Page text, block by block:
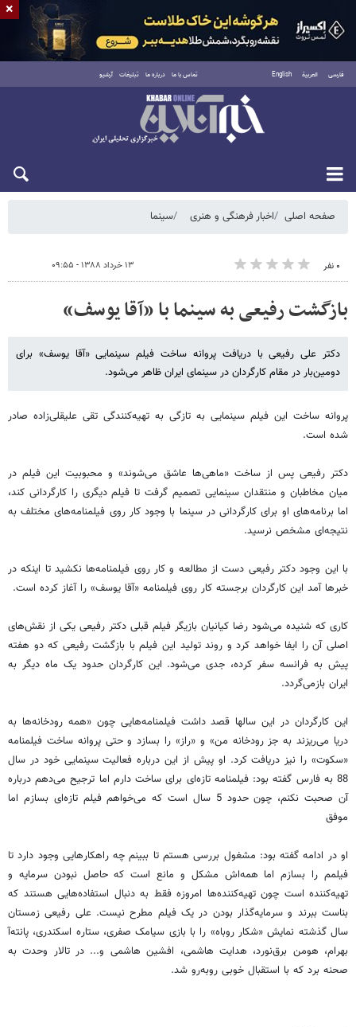
فارسی العربية English تماس با ما درباره ما تبلیغات آرشیو
جمعه ۱۶ مرداد ۱۴۰۵
صفحه اصلی اخبار فرهنگی و هنری سینما
۰ نفر ۱۳ خرداد ۱۳۸۸ - ۰۹:۵۵
بازگشت رفیعی به سینما با «آقا یوسف»
دکتر علی رفیعی با دریافت پروانه ساخت فیلم سینمایی‌ «آقا یوسف» برای
دومین‌بار د‌ر مقام کارگردان در سینمای ایران ظاهر می‌شود.
پروانه ساخت این فیلم سینمایی به تازگی به تهیه‌کنندگی تقی علیقلی‌زاده صادر
شده است.
دکتر رفیعی پس از ساخت «ماهی‌ها عاشق می‌شوند» و محبوبیت این فیلم در
میان مخاطبان و منتقدان سینمایی تصمیم گرفت تا فیلم دیگری را کارگردانی کند‌،
اما برنامه‌های او برای کارگردانی در سینما با وجود کار روی فیلمنامه‌های مختلف به
نتیجه‌ای مشخص نرسید.
با این وجود دکتر رفیعی دست از مطالعه و کار روی فیلمنامه‌ها نکشید تا اینکه در
خبرها آمد این کارگردان برجسته کار روی فیلمنامه «آقا یوسف» را آغاز کرده است.
کاری که شنیده می‌شود رضا کیانیان بازیگر فیلم قبلی دکتر رفیعی یکی از نقش‌های
اصلی آن را ایفا خواهد کرد و روند تولید این فیلم با بازگشت رفیعی که دو هفته
پیش به فرانسه سفر کرده، جدی می‌شود. این کارگردان حدود یک ماه دیگر به
ایران بازمی‌گردد.
این کارگردان در این سالها قصد داشت فیلمنامه‌هایی چون «همه رودخانه‌ها به
دریا می‌ریزند به جز رودخانه من» و «راز» را بسازد و حتی پروانه ساخت فیلمنامه
«سکوت» را نیز دریافت کرد. او پیش از این درباره فعالیت‌ سینمایی خود در سال
88 به فارس گفته بود: فیلمنامه تازه‌ای برای ساخت دارم اما ترجیح می‌دهم درباره
آن صحبت نکنم، چون حدود 5 سال است که می‌خواهم فیلم تازه‌ای بسازم اما
موفق
او در ادامه گفته بود: مشغول بررسی هستم تا ببینم چه راهکارهایی وجود دارد تا
فیلمم را بسازم اما همه‌اش مشکل و مانع است که حاصل نبودن سرمایه و
تهیه‌کننده است چون تهیه‌کننده‌ها امروزه فقط به دنبال استفاده‌هایی هستند که
بناست ببرند و سرمایه‌گذار بودن در یک فیلم مطرح نیست. علی رفیعی زمستان
سال گذشته نمایش «شکار روباه» را با بازی سیامک صفری، ستاره اسکندری، پانته‌آ
بهرام، هومن برق‌نورد، هدایت هاشمی، افشین هاشمی و.‌.‌. در تالار وحدت به
صحنه برد که با استقبال خوبی روبه‌رو شد.
×